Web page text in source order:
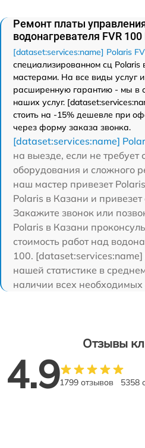
Ремонт платы
водонагревателя FVR
[dataset:services:name] Polaris
специализированном сц
мастерами. На все виды услуг
расширенную гарантию - мы в
наших услуг.
стоить на -15% дешевле при
через форму заказа звонка.
[dataset:services:name]
на выезде, если не
оборудования и сложного
наш мастер привезет
Polaris в Казани и привезет
Закажите звонок или
Polaris в Казани
стоимость работ над
100.
нашей статистике в
наличии всех необходимых
Отзывы
4.91799 отзывов 5358